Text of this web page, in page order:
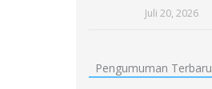
Juli 20, 2026
Pengumuman Terbaru